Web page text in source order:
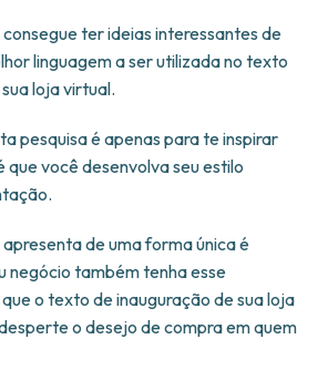
ter ideias interessantes de
linguagem a ser utilizada no texto
loja virtual.
pesquisa é apenas para te inspirar
que você desenvolva seu estilo
apresenta de uma forma única é
negócio também tenha esse
o texto de inauguração de sua loja
o desejo de compra em quem